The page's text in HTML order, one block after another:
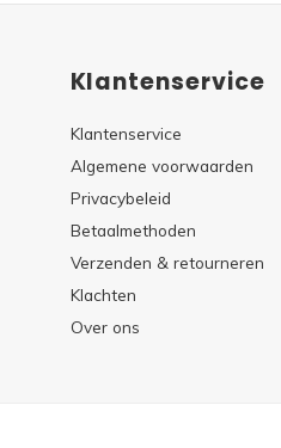
Klantenservice
Klantenservice
Algemene voorwaarden
Privacybeleid
Betaalmethoden
Verzenden & retourneren
Klachten
Over ons